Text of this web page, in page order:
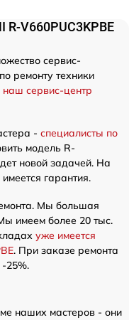
V660PUC3KPBE
сервис-
ремонту техники
наш сервис-центр
- специалисты по
модель R-
новой задачей. На
гарантия.
Мы большая
имеем более 20 тыс.
уже имеется
. При заказе ремонта
-25%.
наших мастеров - они